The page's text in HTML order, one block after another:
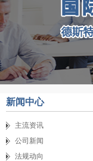
新闻中心
主流资讯
公司新闻
法规动向